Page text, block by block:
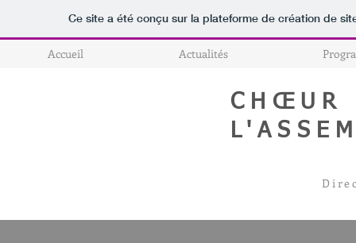
Ce site a été conçu sur la plateforme de création de
Accueil Actualités
CHŒUR